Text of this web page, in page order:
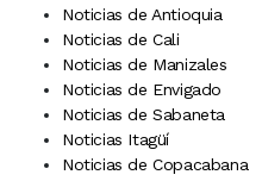
Noticias de Antioquia
Noticias de Cali
Noticias de Manizales
Noticias de Envigado
Noticias de Sabaneta
Noticias Itagüí
Noticias de Copacabana